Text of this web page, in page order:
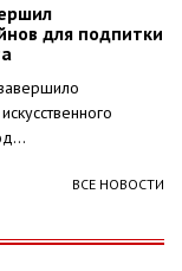
для подпитки
ВСЕ НОВОСТИ